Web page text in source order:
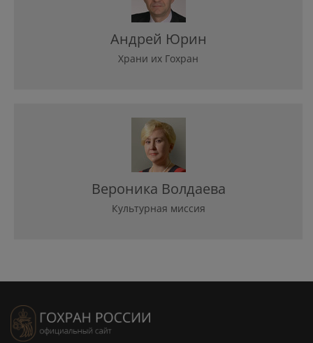
Андрей Юрин
Храни их Гохран
Вероника Волдаева
Культурная миссия